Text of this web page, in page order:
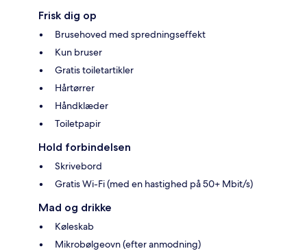
Frisk dig op
Brusehoved med spredningseffekt
Kun bruser
Gratis toiletartikler
Hårtørrer
Håndklæder
Toiletpapir
Hold forbindelsen
Skrivebord
Gratis Wi-Fi (med en hastighed på 50+ Mbit/s)
Mad og drikke
Køleskab
Mikrobølgeovn (efter anmodning)